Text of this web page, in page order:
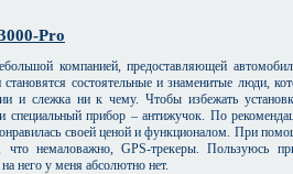
Pro
компанией, предоставляющей
становятся состоятельные и знаменитые люди,
и слежка ни к чему. Чтобы избежать
специальный прибор – антижучок. По
своей ценой и функционалом. При
что немаловажно, GPS-трекеры. Пользуюсь
него у меня абсолютно нет.